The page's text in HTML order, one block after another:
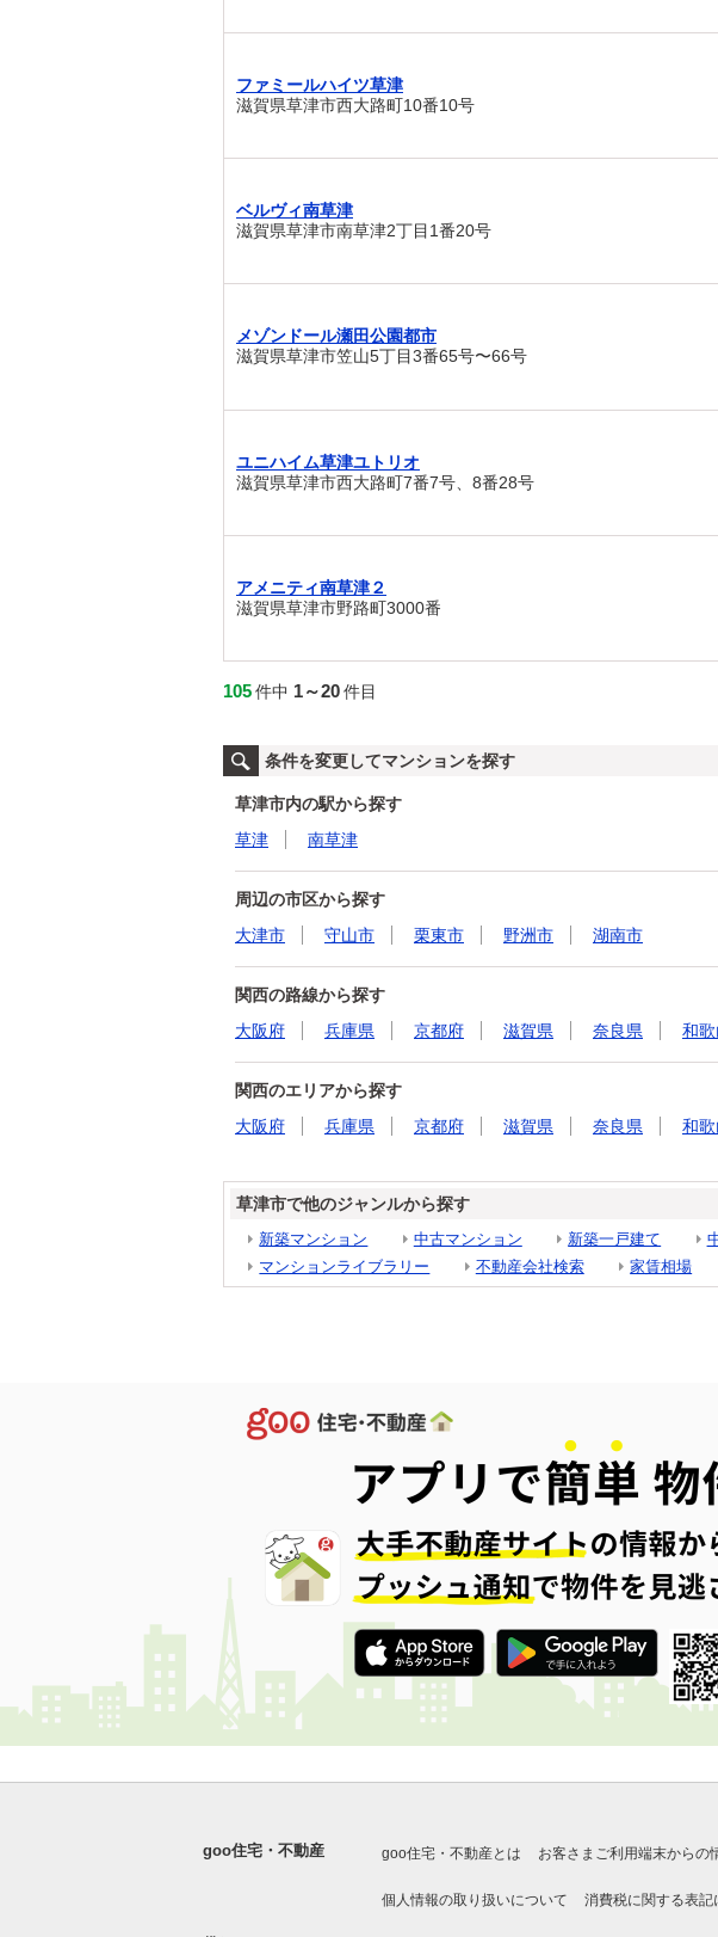
ファミールハイツ草津
滋賀県草津市西大路町10番10号
ベルヴィ南草津
滋賀県草津市南草津2丁目1番20号
メゾンドール瀬田公園都市
滋賀県草津市笠山5丁目3番65号〜66号
ユニハイム草津ユトリオ
滋賀県草津市西大路町7番7号、8番28号
アメニティ南草津２
滋賀県草津市野路町3000番
105件中 1～20件目
条件を変更してマンションを探す
草津市内の駅から探す
草津
南草津
周辺の市区から探す
大津市
守山市 栗東市 野洲市 湖南市
関西の路線から探す
大阪府
兵庫県 京都府 滋賀県 奈良県 和
関西のエリアから探す
大阪府
兵庫県 京都府 滋賀県 奈良県 和
草津市で他のジャンルから探す
新築マンション 中古マンション 新築一戸建て
マンションライブラリー
不動産会社検索 家賃相場
goo住宅・不動産 goo住宅・不動産とは お客さまご利用端末からの
個人情報の取り扱いについて 消費税に関する表記